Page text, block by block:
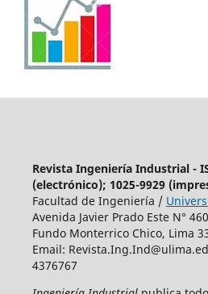
Revista Ingeniería Industrial -
(electrónico); 1025-9929
Facultad de Ingeniería /
Avenida Javier Prado Este N°
Fundo Monterrico Chico, Lima
Email:
4376767